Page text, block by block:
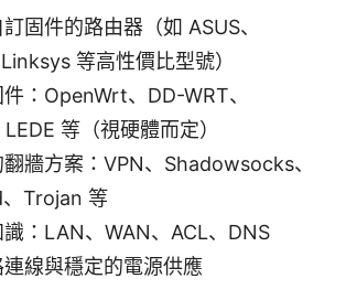
固件的路由器（如 ASUS、
等高性價比型號）
：OpenWrt、DD-WRT、
等（視硬體而定）
牆方案：VPN、Shadowsocks、
Trojan 等
：LAN、WAN、ACL、DNS
線與穩定的電源供應